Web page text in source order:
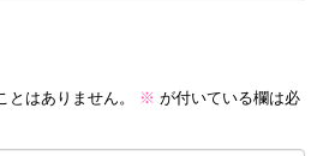
はありません。 ※ が付いている欄は必